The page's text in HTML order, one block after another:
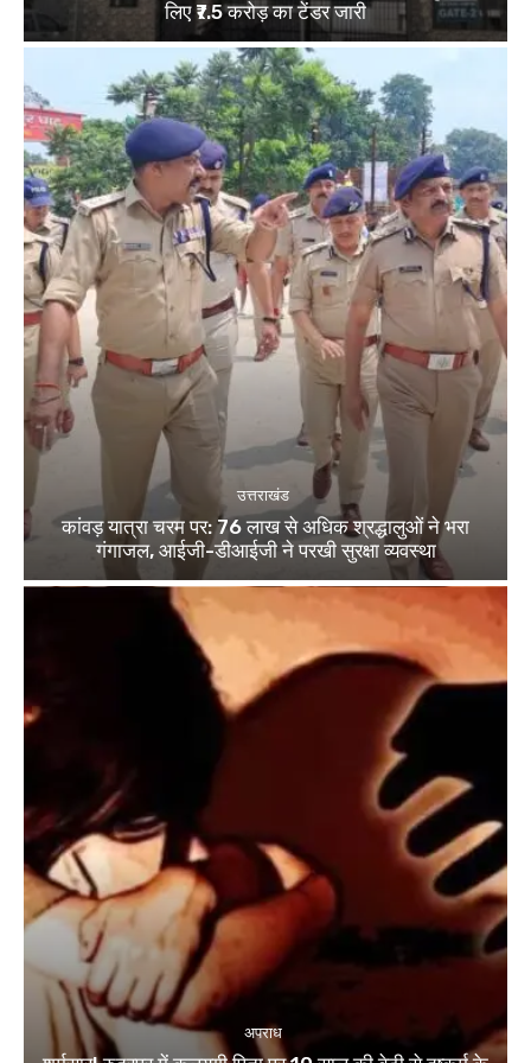
लिए ₹7.5 करोड़ का टेंडर जारी
उत्तराखंड
कांवड़ यात्रा चरम पर: 76 लाख से अधिक श्रद्धालुओं ने भरा
गंगाजल, आईजी-डीआईजी ने परखी सुरक्षा व्यवस्था
अपराध